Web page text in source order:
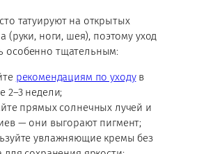
татуируют на открытых
(руки, ноги, шея), поэтому уход
особенно тщательным:
рекомендациям по уходув
2–3 недели;
прямых солнечных лучей и
— они выгорают пигмент;
увлажняющие кремы без